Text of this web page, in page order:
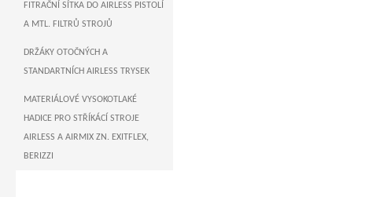
FITRAČNÍ SÍTKA DO AIRLESS PISTOLÍ
A MTL. FILTRŮ STROJŮ
DRŽÁKY OTOČNÝCH A
STANDARTNÍCH AIRLESS TRYSEK
MATERIÁLOVÉ VYSOKOTLAKÉ
HADICE PRO STŘÍKÁCÍ STROJE
AIRLESS A AIRMIX ZN. EXITFLEX,
BERIZZI